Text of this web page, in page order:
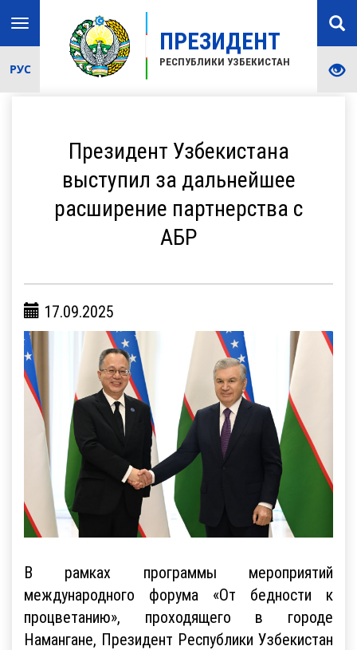
ПРЕЗИДЕНТ
РЕСПУБЛИКИ УЗБЕКИСТАН
Toggle
navigation
РУС
Президент Узбекистана
выступил за дальнейшее
расширение партнерства с
АБР
17.09.2025
В рамках программы мероприятий
международного форума «От бедности к
процветанию», проходящего в городе
Намангане, Президент Республики Узбекистан